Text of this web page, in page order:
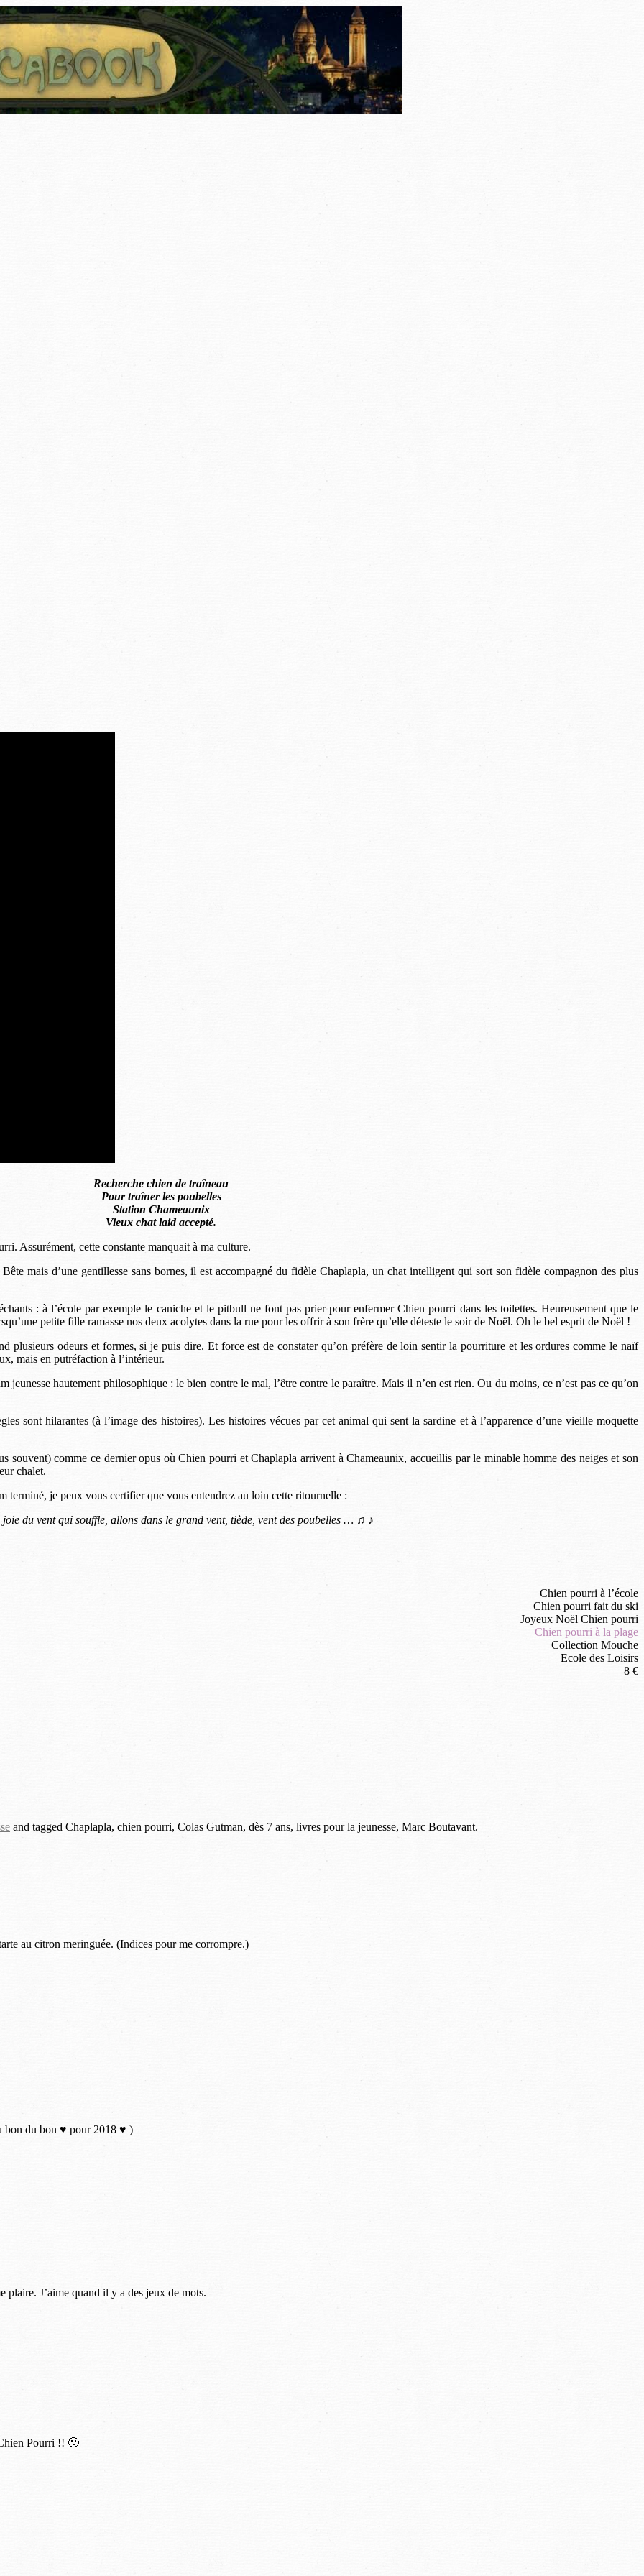
Recherche chien de traîneau
Pour traîner les poubelles
Station Chameaunix
Vieux chat laid accepté.
Assurément, cette constante manquait à ma culture.
mais d’une gentillesse sans bornes, il est accompagné du fidèle Chaplapla, un chat intelligent qui sort son fidèle compagnon des plus
: à l’école par exemple le caniche et le pitbull ne font pas prier pour enfermer Chien pourri dans les toilettes. Heureusement que le
petite fille ramasse nos deux acolytes dans la rue pour les offrir à son frère qu’elle déteste le soir de Noël. Oh le bel esprit de Noël !
odeurs et formes, si je puis dire. Et force est de constater qu’on préfère de loin sentir la pourriture et les ordures comme le naïf
mais en putréfaction à l’intérieur.
jeunesse hautement philosophique : le bien contre le mal, l’être contre le paraître. Mais il n’en est rien. Ou du moins, ce n’est pas ce qu’on
sont hilarantes (à l’image des histoires). Les histoires vécues par cet animal qui sent la sardine et à l’apparence d’une vieille moquette
comme ce dernier opus où Chien pourri et Chaplapla arrivent à Chameaunix, accueillis par le minable homme des neiges et son
chalet.
terminé, je peux vous certifier que vous entendrez au loin cette ritournelle :
du vent qui souffle, allons dans le grand vent, tiède, vent des poubelles … ♫ ♪
Chien pourri à l’école
Chien pourri fait du ski
Joyeux Noël Chien pourri
Chien pourri à la plage
Collection Mouche
Ecole des Loisirs
8 €
and tagged Chaplapla, chien pourri, Colas Gutman, dès 7 ans, livres pour la jeunesse, Marc Boutavant.
au citron meringuée. (Indices pour me corrompre.)
bon du bon ♥ pour 2018 ♥ )
plaire. J’aime quand il y a des jeux de mots.
Pourri !! 🙂